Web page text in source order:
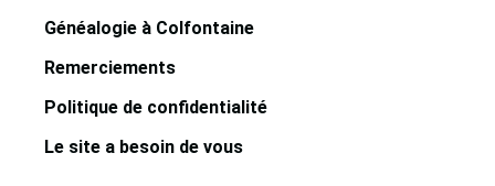
Généalogie à Colfontaine
Remerciements
Politique de confidentialité
Le site a besoin de vous